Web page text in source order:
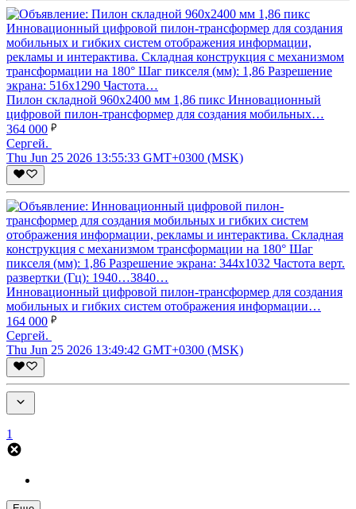
Пилон складной 960x2400 мм 1,86 пикс Инновационный
цифровой пилон-трансформер для создания мобильных…
364 000
Сергей.
Thu Jun 25 2026 13:55:33 GMT+0300 (MSK)
Инновационный цифровой пилон-трансформер для создания
мобильных и гибких систем отображения информации…
164 000
Сергей.
Thu Jun 25 2026 13:49:42 GMT+0300 (MSK)
1